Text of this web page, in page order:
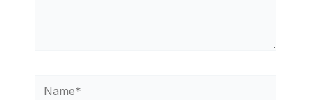
Name*